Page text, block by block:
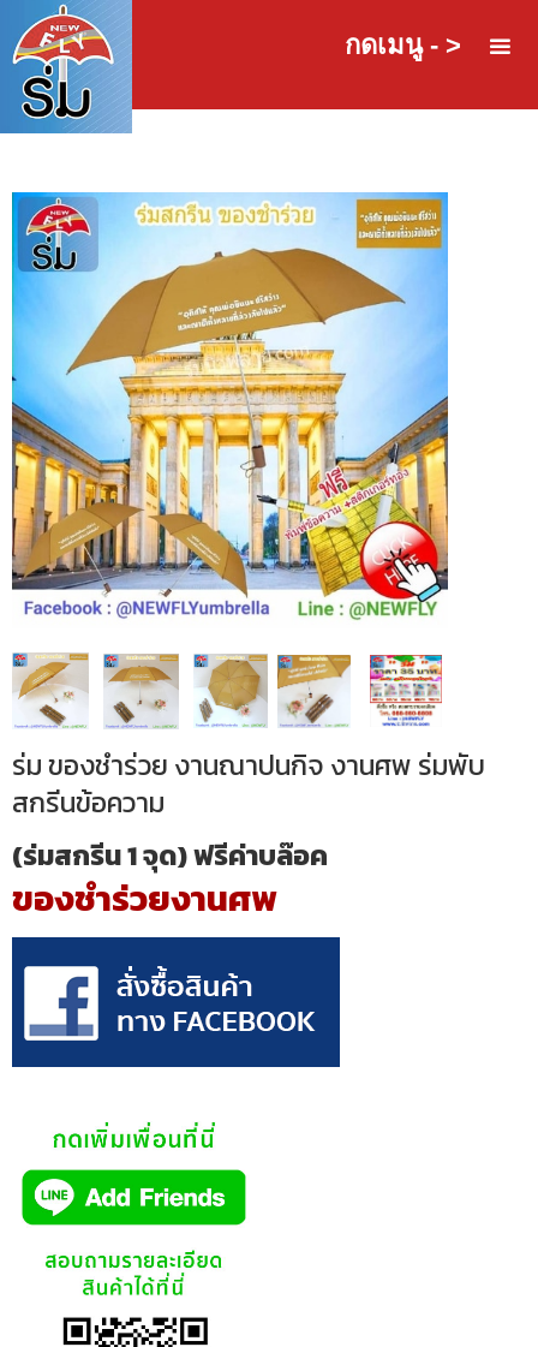
กดเมนู - >
ร่ม ของชำร่วย งานณาปนกิจ งานศพ ร่มพับ
สกรีนข้อความ
(ร่มสกรีน 1 จุด) ฟรีค่าบล๊อค
ของชำร่วยงานศพ